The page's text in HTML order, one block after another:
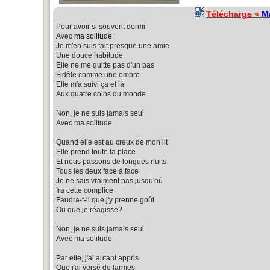
Télécharge «
Pour avoir si souvent dormi
Avec ma solitude
Je m'en suis fait presque une amie
Une douce habitude
Elle ne me quitte pas d'un pas
Fidèle comme une ombre
Elle m'a suivi ça et là
Aux quatre coins du monde
Non, je ne suis jamais seul
Avec ma solitude
Quand elle est au creux de mon lit
Elle prend toute la place
Et nous passons de longues nuits
Tous les deux face à face
Je ne sais vraiment pas jusqu'où
Ira cette complice
Faudra-t-il que j'y prenne goût
Ou que je réagisse?
Non, je ne suis jamais seul
Avec ma solitude
Par elle, j'ai autant appris
Que j'ai versé de larmes